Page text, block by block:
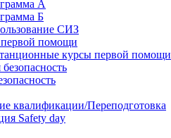
А
Б
СИЗ
помощи
курсы первой помощи
квалификации/Переподготовка
Safety day